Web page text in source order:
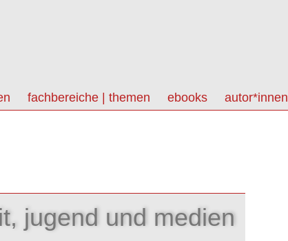
fachbereiche | themen ebooks autor*innen
jugend und medien